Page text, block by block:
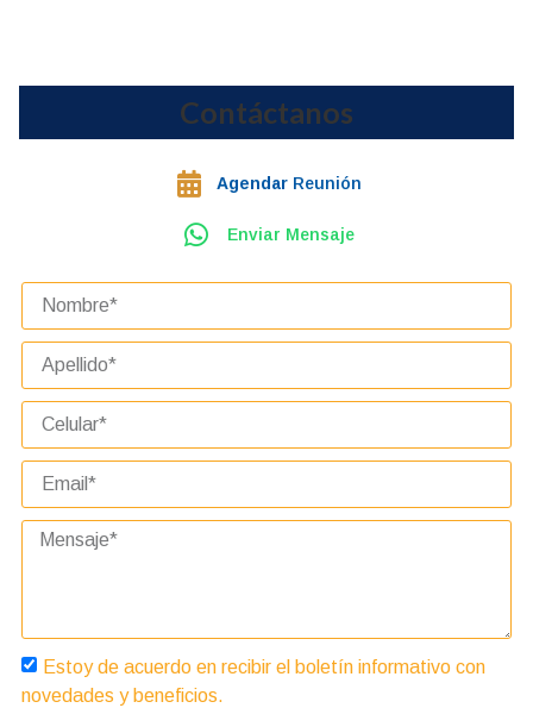
Contáctanos
Agendar Reunión
Enviar Mensaje
Estoy de acuerdo en recibir el boletín informativo con
novedades y beneficios.